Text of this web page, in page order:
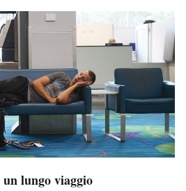
lungo viaggio